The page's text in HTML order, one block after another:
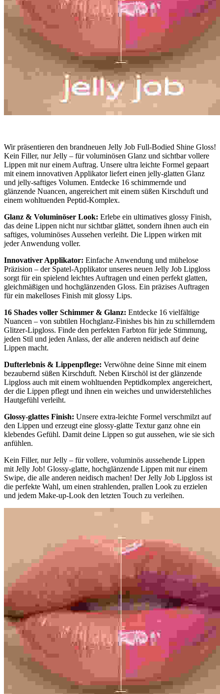
Wir präsentieren den brandneuen Jelly Job Full-Bodied Shine Gloss!
Kein Filler, nur Jelly – für voluminösen Glanz und sichtbar vollere
Lippen mit nur einem Auftrag. Unsere ultra leichte Formel gepaart
mit einem innovativen Applikator liefert einen jelly-glatten Glanz
und jelly-saftiges Volumen. Entdecke 16 schimmernde und
glänzende Nuancen, angereichert mit einem süßen Kirschduft und
einem wohltuenden Peptid-Komplex.
Glanz & Voluminöser Look: Erlebe ein ultimatives glossy Finish,
das deine Lippen nicht nur sichtbar glättet, sondern ihnen auch ein
saftiges, voluminöses Aussehen verleiht. Die Lippen wirken mit
jeder Anwendung voller.
Innovativer Applikator: Einfache Anwendung und mühelose
Präzision – der Spatel-Applikator unseres neuen Jelly Job Lipgloss
sorgt für ein spielend leichtes Auftragen und einen perfekt glatten,
gleichmäßigen und hochglänzenden Gloss. Ein präzises Auftragen
für ein makelloses Finish mit glossy Lips.
16 Shades voller Schimmer & Glanz: Entdecke 16 vielfältige
Nuancen – von subtilen Hochglanz-Finishes bis hin zu schillerndem
Glitzer-Lipgloss. Finde den perfekten Farbton für jede Stimmung,
jeden Stil und jeden Anlass, der alle anderen neidisch auf deine
Lippen macht.
Dufterlebnis & Lippenpflege: Verwöhne deine Sinne mit einem
bezaubernd süßen Kirschduft. Neben Kirschöl ist der glänzende
Lipgloss auch mit einem wohltuenden Peptidkomplex angereichert,
der die Lippen pflegt und ihnen ein weiches und unwiderstehliches
Hautgefühl verleiht.
Glossy-glattes Finish: Unsere extra-leichte Formel verschmilzt auf
den Lippen und erzeugt eine glossy-glatte Textur ganz ohne ein
klebendes Gefühl. Damit deine Lippen so gut aussehen, wie sie sich
anfühlen.
Kein Filler, nur Jelly – für vollere, voluminös aussehende Lippen
mit Jelly Job! Glossy-glatte, hochglänzende Lippen mit nur einem
Swipe, die alle anderen neidisch machen! Der Jelly Job Lipgloss ist
die perfekte Wahl, um einen strahlenden, prallen Look zu erzielen
und jedem Make-up-Look den letzten Touch zu verleihen.